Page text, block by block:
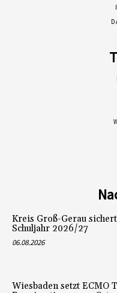
Kreis Groß-Gerau
Schuljahr 2026/27
06.08.2026
Wiesbaden setzt ECMO